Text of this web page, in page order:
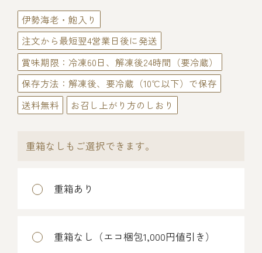
価格で探す
～￥2,999
￥3,000～￥4,999
￥5,000～￥9,999
￥10,000～￥14,999
￥15,000～￥19,999
伊勢海老・鮑入り
注文から最短翌4営業日後に発送
賞味期限：冷凍60日、解凍後24時間（要冷蔵）
保存方法：解凍後、要冷蔵（10℃以下）で保存
送料無料
お召し上がり方のしおり
重箱なしもご選択できます。
重箱あり
重箱なし（エコ梱包1,000円値引き）